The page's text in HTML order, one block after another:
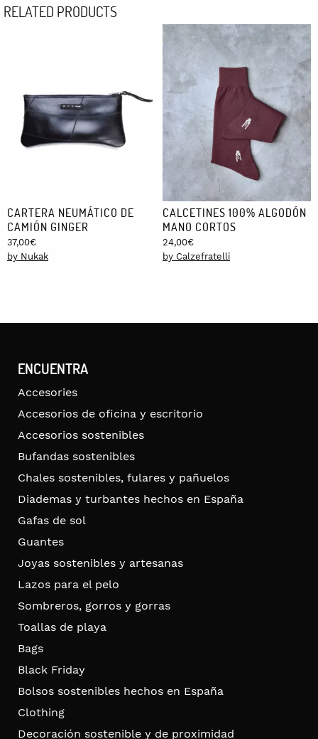
RELATED PRODUCTS
CARTERA NEUMÁTICO DE
CAMIÓN GINGER
37,00€
by Nukak
CALCETINES 100% ALGODÓN
MANO CORTOS
24,00€
by Calzefratelli
ENCUENTRA
Accesories
Accesorios de oficina y escritorio
Accesorios sostenibles
Bufandas sostenibles
Chales sostenibles, fulares y pañuelos
Diademas y turbantes hechos en España
Gafas de sol
Guantes
Joyas sostenibles y artesanas
Lazos para el pelo
Sombreros, gorros y gorras
Toallas de playa
Bags
Black Friday
Bolsos sostenibles hechos en España
Clothing
Decoración sostenible y de proximidad